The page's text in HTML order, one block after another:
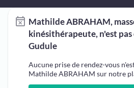
Mathilde ABRAHAM,
kinésithérapeute, n'est pas
Gudule
Aucune prise de rendez-vous
Mathilde ABRAHAM sur notre